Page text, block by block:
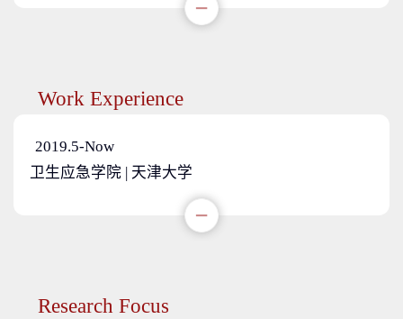
Work Experience
2019.5-Now
卫生应急学院 | 天津大学
Research Focus